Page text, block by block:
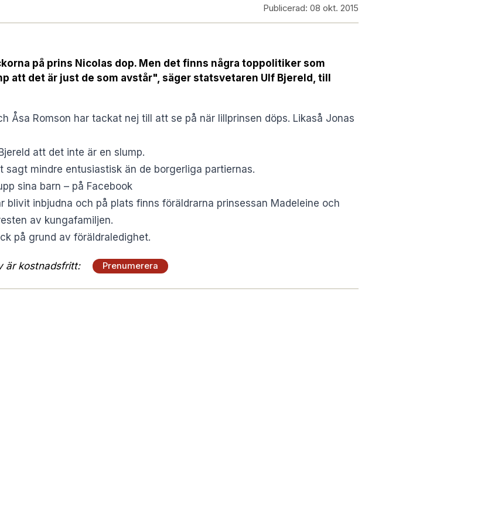
Publicerad: 08 okt. 2015
på prins Nicolas dop. Men det finns några toppolitiker som
att det är just de som avstår", säger statsvetaren Ulf Bjereld, till
Åsa Romson har tackat nej till att se på när lillprinsen döps. Likaså Jonas
att det inte är en slump.
sagt mindre entusiastisk än de borgerliga partiernas.
sina barn – på Facebook
blivit inbjudna och på plats finns föräldrarna prinsessan Madeleine och
av kungafamiljen.
på grund av föräldraledighet.
är kostnadsfritt: Prenumerera